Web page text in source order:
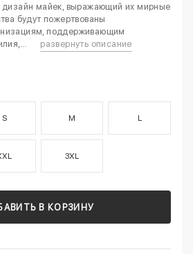
дизайн майек, выражающий их мирные
будут пожертвованы
поддерживающим
развернуть описание
S M L
3XL
В КОРЗИНУ